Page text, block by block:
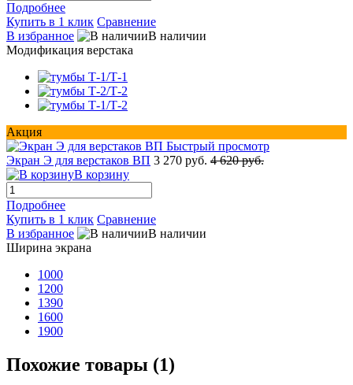
Подробнее
Купить в 1 клик Сравнение
В избранное
В наличии
Модификация верстака
Акция
Быстрый просмотр
Экран Э для верстаков ВП 3 270 руб. 4 620 руб.
В корзину
Подробнее
Купить в 1 клик Сравнение
В избранное
В наличии
Ширина экрана
1000
1200
1390
1600
1900
Похожие товары (1)